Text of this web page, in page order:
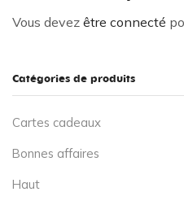
Vous devez être connecté
Catégories de produits
Cartes cadeaux
Bonnes affaires
Haut